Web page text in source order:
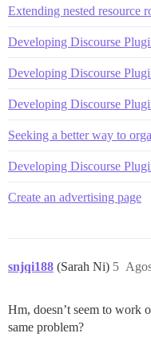
Extending nested resource
Developing Discourse
Developing Discourse
Developing Discourse
Seeking a better way to
Developing Discourse
Create an advertising page
snjqi188 (Sarah Ni) 5
Hm, doesn’t seem to work
same problem?